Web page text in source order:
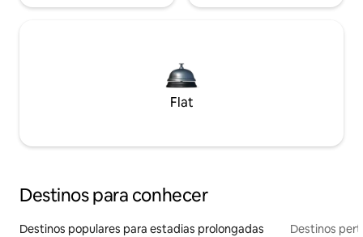
Flat
Destinos para conhecer
Destinos populares para estadias prolongadas Destinos